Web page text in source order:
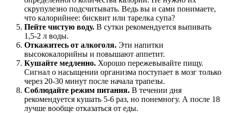
скрупулезно подсчитывать. Ведь вы и сами понимаете,
что калорийнее: бисквит или тарелка супа?
Пейте чистую воду. В сутки рекомендуется выпивать
1,5-2 л воды.
Откажитесь от алкоголя. Эти напитки
высококалорийны и повышают аппетит.
Кушайте медленно. Хорошо пережевывайте пищу.
Сигнал о насыщении организма поступает в мозг только
через 20-30 минут после начала трапезы.
Соблюдайте режим питания. В течении дня
рекомендуется кушать 5-6 раз, но понемногу. А после 18
лучше вообще отказаться от еды.